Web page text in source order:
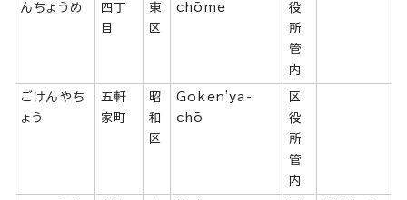
んちょうめ
四丁
目
東
区
chōme
役
所
管
内
ごけんやち
ょう
五軒
家町
昭
和
区
Goken'ya-
chō
区
役
所
管
内